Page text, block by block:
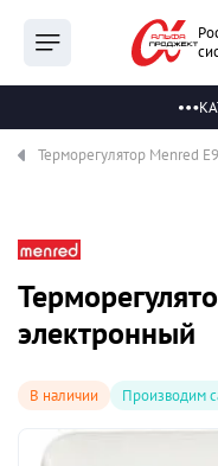
Терморегулятор Menred
В наличии Производим
электронный